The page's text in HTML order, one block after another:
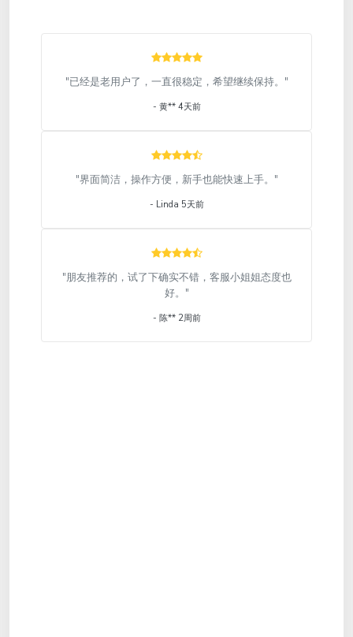
"已经是老用户了，一直很稳定，希望继续保持。"
- 黄** 4天前
"界面简洁，操作方便，新手也能快速上手。"
- Linda 5天前
"朋友推荐的，试了下确实不错，客服小姐姐态度也
好。"
- 陈** 2周前